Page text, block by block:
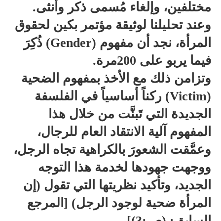
مختلفين، وإلغاء مُسمى ذكر وأُنثى.
وعند تحليلنا لوثيقة مؤتمر بكين لحقوق
المرأة، نجد أن مفهوم (Gender) ذُكِرَ
فيما يربو على 200مرة.
وتزامن ذلك مع الأخذ بمفهوم الضحية
(Victim) ركناً أساسياً في الفلسفة
الجديدة التي تَبنَّت من خلال هذا
المفهوم آلية الانتقاد العام للرجال،
وعمَّقت الشعورَ بالكراهية تجاه الرجل،
ووجهت جهودها لخدمة هذا التوجه
الجديد، وتأكيد نظريتها التي تقول (إن
المرأة ضحية لوجود الرجل) [المرجع